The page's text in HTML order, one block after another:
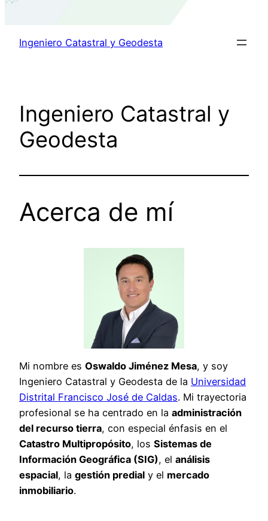
Ingeniero Catastral y Geodesta
Ingeniero Catastral y
Geodesta
Acerca de mí
Mi nombre es Oswaldo Jiménez Mesa, y soy
Ingeniero Catastral y Geodesta de la Universidad
Distrital Francisco José de Caldas. Mi trayectoria
profesional se ha centrado en la administración
del recurso tierra, con especial énfasis en el
Catastro Multipropósito, los Sistemas de
Información Geográfica (SIG), el análisis
espacial, la gestión predial y el mercado
inmobiliario.